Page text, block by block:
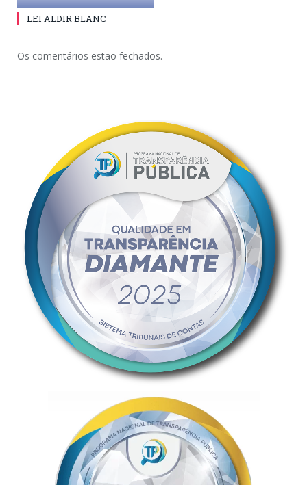
LEI ALDIR BLANC
Os comentários estão fechados.